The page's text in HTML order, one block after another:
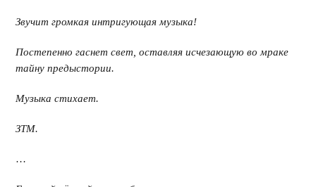
Звучит громкая интригующая музыка!
Постепенно гаснет свет, оставляя исчезающую во мраке
тайну предыстории.
Музыка стихает.
ЗТМ.
…